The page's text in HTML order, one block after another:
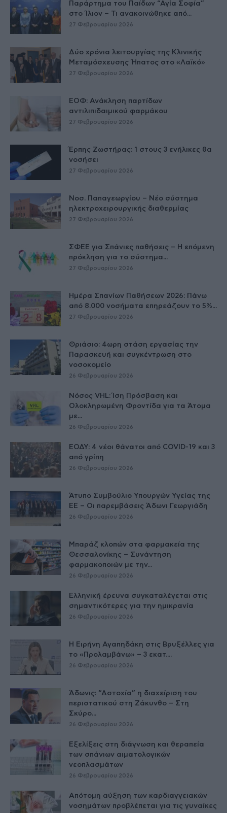
Παράρτημα του Παίδων “Αγία Σοφία”
στο Ίλιον – Τι ανακοινώθηκε από...
27 Φεβρουαρίου 2026
Δύο χρόνια λειτουργίας της Κλινικής
Μεταμόσχευσης Ήπατος στο «Λαϊκό»
27 Φεβρουαρίου 2026
ΕΟΦ: Ανάκληση παρτίδων
αντιλιπιδαιμικού φαρμάκου
27 Φεβρουαρίου 2026
Έρπης Ζωστήρας: 1 στους 3 ενήλικες θα
νοσήσει
27 Φεβρουαρίου 2026
Νοσ. Παπαγεωργίου – Νέο σύστημα
ηλεκτροχειρουργικής διαθερμίας
27 Φεβρουαρίου 2026
ΣΦΕΕ για Σπάνιες παθήσεις – Η επόμενη
πρόκληση για το σύστημα...
27 Φεβρουαρίου 2026
Ημέρα Σπανίων Παθήσεων 2026: Πάνω
από 8.000 νοσήματα επηρεάζουν το 5%...
27 Φεβρουαρίου 2026
Θριάσιο: 4ωρη στάση εργασίας την
Παρασκευή και συγκέντρωση στο
νοσοκομείο
26 Φεβρουαρίου 2026
Νόσος VHL: Ίση Πρόσβαση και
Ολοκληρωμένη Φροντίδα για τα Άτομα
με...
26 Φεβρουαρίου 2026
ΕΟΔΥ: 4 νέοι θάνατοι από COVID-19 και 3
από γρίπη
26 Φεβρουαρίου 2026
Άτυπο Συμβούλιο Υπουργών Υγείας της
ΕE – Οι παρεμβάσεις Άδωνι Γεωργιάδη
26 Φεβρουαρίου 2026
Μπαράζ κλοπών στα φαρμακεία της
Θεσσαλονίκης – Συνάντηση
φαρμακοποιών με την...
26 Φεβρουαρίου 2026
Ελληνική έρευνα συγκαταλέγεται στις
σημαντικότερες για την ημικρανία
26 Φεβρουαρίου 2026
Η Ειρήνη Αγαπηδάκη στις Βρυξέλλες για
το «Προλαμβάνω» – 3 εκατ....
26 Φεβρουαρίου 2026
Άδωνις: “Αστοχία” η διαχείριση του
περιστατικού στη Ζάκυνθο – Στη
Σκύρο...
26 Φεβρουαρίου 2026
Εξελίξεις στη διάγνωση και θεραπεία
των σπάνιων αιματολογικών
νεοπλασμάτων
26 Φεβρουαρίου 2026
Απότομη αύξηση των καρδιαγγειακών
νοσημάτων προβλέπεται για τις γυναίκες